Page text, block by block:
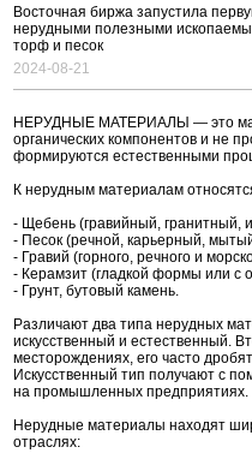
Восточная биржа запустила
нерудными полезными
торф и песок
2024-08-21
НЕРУДНЫЕ МАТЕРИАЛЫ — это
органических компонентов и не
формируются естественными
К нерудным материалам
- Щебень (гравийный, гранитный,
- Песок (речной, карьерный,
- Гравий (горного, речного и
- Керамзит (гладкой формы или с
- Грунт, бутовый камень.
Различают два типа нерудных
искусственный и естественный.
месторождениях, его часто
Искусственный тип получают с
на промышленных предприятиях.
Нерудные материалы находят
отраслях: